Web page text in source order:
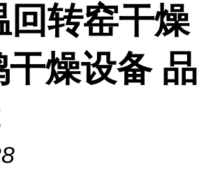
回转窑干燥
燥设备 品